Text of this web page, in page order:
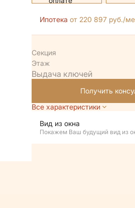
Ипотека от 220 897 руб./
Секция
Этаж
Получить
Все характеристики
Вид из окна
Покажем Ваш будущий вид из